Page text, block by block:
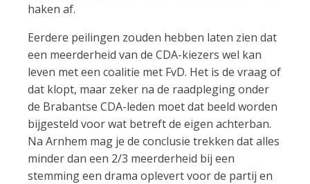
haken af.
Eerdere peilingen zouden hebben laten zien dat
een meerderheid van de CDA-kiezers wel kan
leven met een coalitie met FvD. Het is de vraag of
dat klopt, maar zeker na de raadpleging onder
de Brabantse CDA-leden moet dat beeld worden
bijgesteld voor wat betreft de eigen achterban.
Na Arnhem mag je de conclusie trekken dat alles
minder dan een 2/3 meerderheid bij een
stemming een drama oplevert voor de partij en